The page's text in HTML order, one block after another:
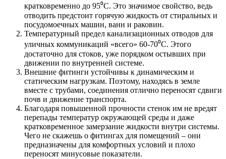
кратковременно до 95⁰C. Это значимое свойство, ведь
отводить предстоит горячую жидкость от стиральных и
посудомоечных машин, ванн и раковин.
Температурный предел канализационных отводов для
уличных коммуникаций «всего» 60-70⁰C. Этого
достаточно для стоков, уже порядком остывших при
движении по внутренней системе.
Внешние фитинги устойчивы к динамическим и
статическим нагрузкам. Поэтому, находясь в земле
вместе с трубами, соединения отлично переносят сдвиги
почв и движение транспорта.
Благодаря повышенной прочности стенок им не вредят
перепады температур окружающей среды и даже
кратковременное замерзание жидкости внутри системы.
Чего не скажешь о фитингах для помещений – они
предназначены для комфортных условий и плохо
переносят минусовые показатели.